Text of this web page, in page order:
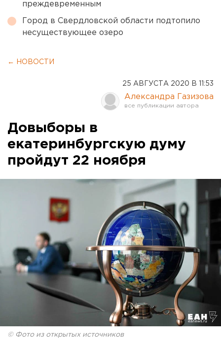
преждевременным
Город в Свердловской области подтопило
несуществующее озеро
← НОВОСТИ
25 АВГУСТА 2020 В 11:53
Александра Газизова
Довыборы в
екатеринбургскую думу
пройдут 22 ноября
© Фото из открытых источников